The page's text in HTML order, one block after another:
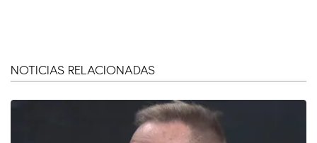
NOTICIAS RELACIONADAS